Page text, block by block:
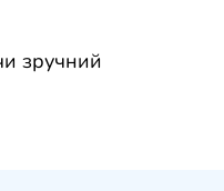
зручний